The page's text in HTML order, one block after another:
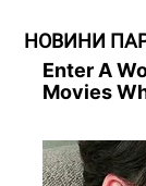
НОВИНИ
Enter A
Movies